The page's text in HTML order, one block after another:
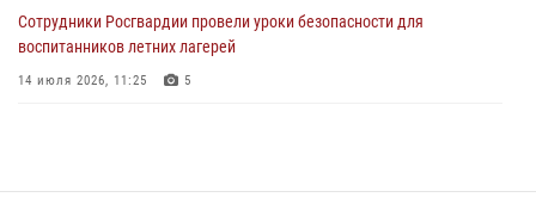
Сотрудники Росгвардии провели уроки безопасности для
воспитанников летних лагерей
14 июля 2026, 11:25 5